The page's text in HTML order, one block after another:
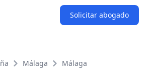
Solicitar abogado
Málaga Málaga